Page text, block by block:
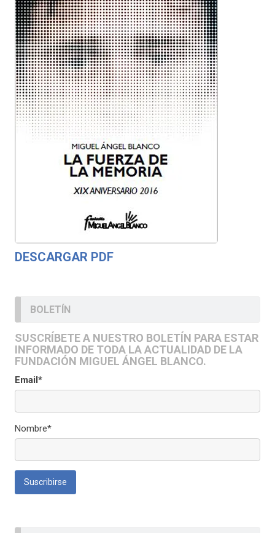
DESCARGAR PDF
BOLETÍN
SUSCRÍBETE A NUESTRO BOLETÍN PARA ESTAR
INFORMADO DE TODA LA ACTUALIDAD DE LA
FUNDACIÓN MIGUEL ÁNGEL BLANCO.
Email*
Nombre*